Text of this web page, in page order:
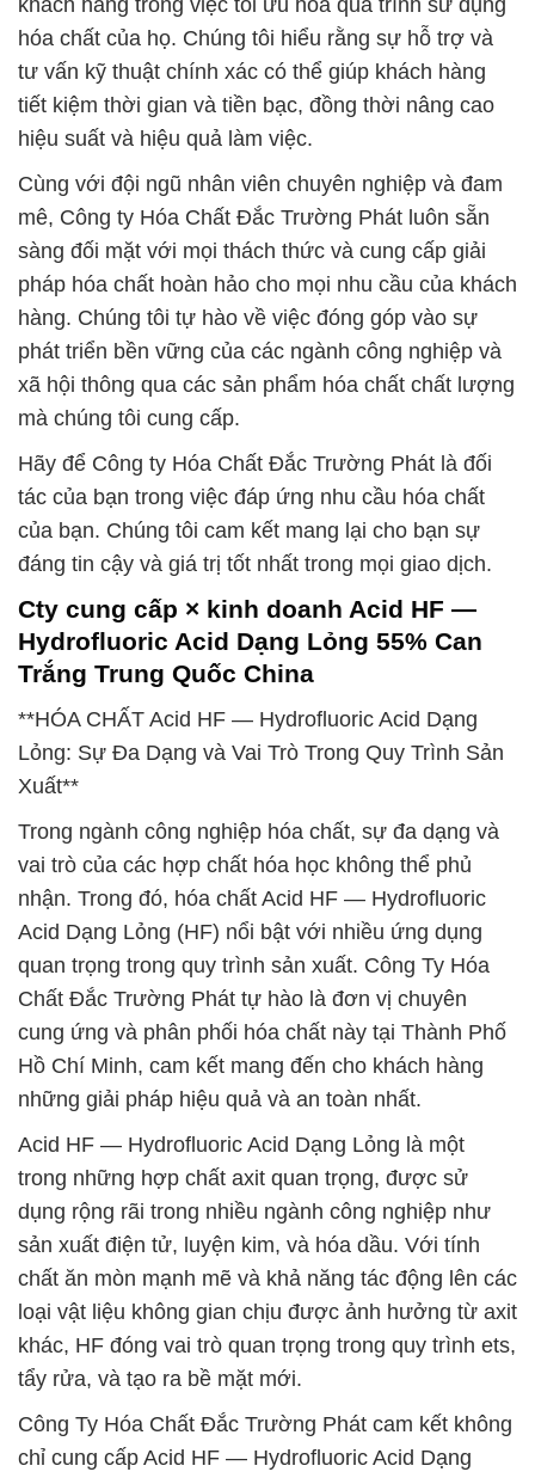
khách hàng trong việc tối ưu hóa quá trình sử dụng
hóa chất của họ. Chúng tôi hiểu rằng sự hỗ trợ và
tư vấn kỹ thuật chính xác có thể giúp khách hàng
tiết kiệm thời gian và tiền bạc, đồng thời nâng cao
hiệu suất và hiệu quả làm việc.
Cùng với đội ngũ nhân viên chuyên nghiệp và đam
mê, Công ty Hóa Chất Đắc Trường Phát luôn sẵn
sàng đối mặt với mọi thách thức và cung cấp giải
pháp hóa chất hoàn hảo cho mọi nhu cầu của khách
hàng. Chúng tôi tự hào về việc đóng góp vào sự
phát triển bền vững của các ngành công nghiệp và
xã hội thông qua các sản phẩm hóa chất chất lượng
mà chúng tôi cung cấp.
Hãy để Công ty Hóa Chất Đắc Trường Phát là đối
tác của bạn trong việc đáp ứng nhu cầu hóa chất
của bạn. Chúng tôi cam kết mang lại cho bạn sự
đáng tin cậy và giá trị tốt nhất trong mọi giao dịch.
Cty cung cấp × kinh doanh Acid HF —
Hydrofluoric Acid Dạng Lỏng 55% Can
Trắng Trung Quốc China
**HÓA CHẤT Acid HF — Hydrofluoric Acid Dạng
Lỏng: Sự Đa Dạng và Vai Trò Trong Quy Trình Sản
Xuất**
Trong ngành công nghiệp hóa chất, sự đa dạng và
vai trò của các hợp chất hóa học không thể phủ
nhận. Trong đó, hóa chất Acid HF — Hydrofluoric
Acid Dạng Lỏng (HF) nổi bật với nhiều ứng dụng
quan trọng trong quy trình sản xuất. Công Ty Hóa
Chất Đắc Trường Phát tự hào là đơn vị chuyên
cung ứng và phân phối hóa chất này tại Thành Phố
Hồ Chí Minh, cam kết mang đến cho khách hàng
những giải pháp hiệu quả và an toàn nhất.
Acid HF — Hydrofluoric Acid Dạng Lỏng là một
trong những hợp chất axit quan trọng, được sử
dụng rộng rãi trong nhiều ngành công nghiệp như
sản xuất điện tử, luyện kim, và hóa dầu. Với tính
chất ăn mòn mạnh mẽ và khả năng tác động lên các
loại vật liệu không gian chịu được ảnh hưởng từ axit
khác, HF đóng vai trò quan trọng trong quy trình ets,
tẩy rửa, và tạo ra bề mặt mới.
Công Ty Hóa Chất Đắc Trường Phát cam kết không
chỉ cung cấp Acid HF — Hydrofluoric Acid Dạng